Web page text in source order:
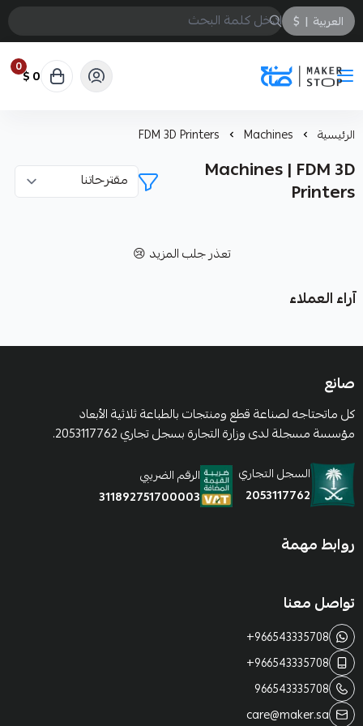
العربية |
$
صانع
0 0 $
الرئيسية Machines
FDM 3D Printers
Machines | FDM 3D
Printers
تعذر جلب المزيد 😢
آراء العملاء
صانع
كل ماتحتاجه لصناعة قطع ومنتجات بالطباعة ثلاثية الأبعاد
مؤسسة مسجلة لدى وزارة التجارة بسجل تجاري 2053117762.
السجل التجاري
2053117762
الرقم الضريبي
311892751700003
روابط مهمة
تواصل معنا
+966543335708
+966543335708
966543335708
care@maker.sa